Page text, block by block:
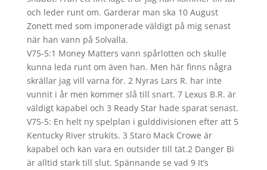
och leder runt om. Garderar man ska 10 August
Zonett med som imponerade väldigt på mig senast
när han vann på Solvalla.
V75-5:1 Money Matters vann spårlotten och skulle
kunna leda runt om även han. Men här finns några
skrällar jag vill varna för. 2 Nyras Lars R. har inte
vunnit i år men kommer slå till snart. 7 Lexus B.R. är
väldigt kapabel och 3 Ready Star hade sparat senast.
V75-5: En helt ny spelplan i gulddivisionen efter att 5
Kentucky River strukits. 3 Staro Mack Crowe är
kapabel och kan vara en outsider till tät.2 Danger Bi
är alltid stark till slut. Spännande se vad 9 It’s